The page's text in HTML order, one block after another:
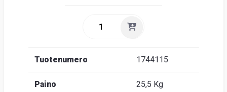
Tuotenumero 1744115
Paino 25,5 Kg